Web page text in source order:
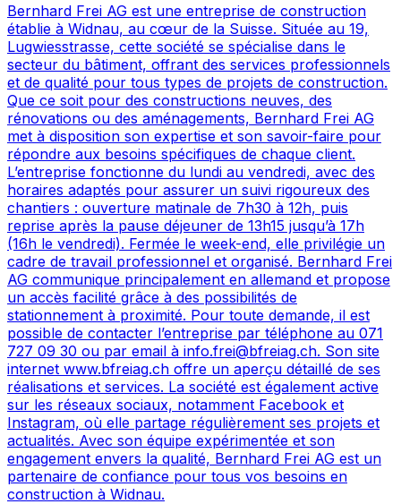
Bernhard Frei AG est une entreprise de construction
établie à Widnau, au cœur de la Suisse. Située au 19,
Lugwiesstrasse, cette société se spécialise dans le
secteur du bâtiment, offrant des services professionnels
et de qualité pour tous types de projets de construction.
Que ce soit pour des constructions neuves, des
rénovations ou des aménagements, Bernhard Frei AG
met à disposition son expertise et son savoir-faire pour
répondre aux besoins spécifiques de chaque client.
L’entreprise fonctionne du lundi au vendredi, avec des
horaires adaptés pour assurer un suivi rigoureux des
chantiers : ouverture matinale de 7h30 à 12h, puis
reprise après la pause déjeuner de 13h15 jusqu’à 17h
(16h le vendredi). Fermée le week-end, elle privilégie un
cadre de travail professionnel et organisé. Bernhard Frei
AG communique principalement en allemand et propose
un accès facilité grâce à des possibilités de
stationnement à proximité. Pour toute demande, il est
possible de contacter l’entreprise par téléphone au 071
727 09 30 ou par email à info.frei@bfreiag.ch. Son site
internet www.bfreiag.ch offre un aperçu détaillé de ses
réalisations et services. La société est également active
sur les réseaux sociaux, notamment Facebook et
Instagram, où elle partage régulièrement ses projets et
actualités. Avec son équipe expérimentée et son
engagement envers la qualité, Bernhard Frei AG est un
partenaire de confiance pour tous vos besoins en
construction à Widnau.